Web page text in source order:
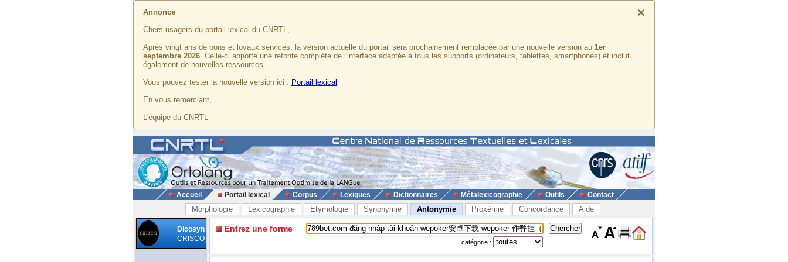
×
Annonce
Chers usagers du portail lexical du CNRTL,
Après vingt ans de bons et loyaux services, la version actuelle du portail sera prochainement remplacée par une nouvelle version au 1er
septembre 2026. Celle-ci apporte une refonte complète de l'interface adaptée à tous les supports (ordinateurs, tablettes, smartphones) et inclut
également de nouvelles ressources.
Vous pouvez tester la nouvelle version ici : Portail lexical
En vous remerciant,
L'équipe du CNRTL
Accueil Portail lexical Corpus Lexiques Dictionnaires Métalexicographie Outils Contact
Morphologie Lexicographie Etymologie Synonymie Antonymie Proxémie Concordance Aide
Dicosyn
CRISCO
Entrez une forme
catégorie :